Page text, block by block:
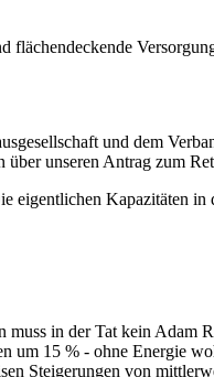
flächendeckende
und dem
unseren Antrag zum
eigentlichen Kapazitäten
in der Tat kein Adam
um 15 % - ohne Energie
Steigerungen von